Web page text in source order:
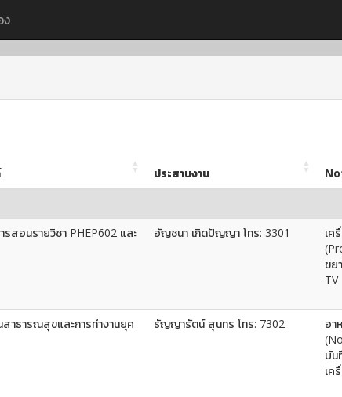
ง
ประสานงาน
รสอนรายวิชา PHEP602 และ อัญชนา เกิดปัญญา โทร: 3301
เค
ขย
TV
าธารณสุขและการทำงานยุค ธัญญารัตน์ สุนทร โทร: 7302
อา
บัน
เค